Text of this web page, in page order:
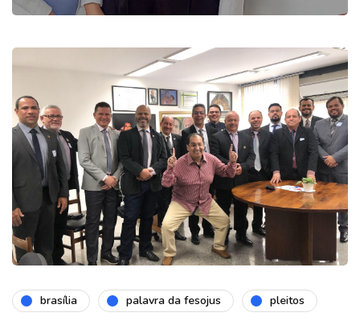
brasília palavra da fesojus pleitos